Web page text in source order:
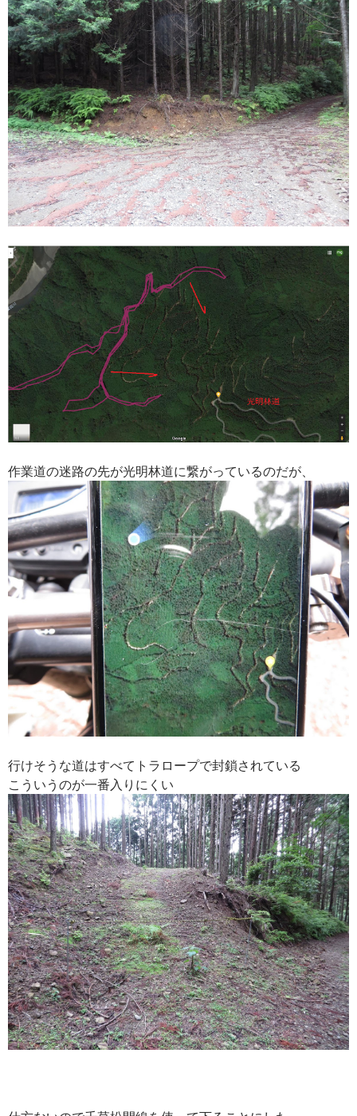
作業道の迷路の先が光明林道に繋がっているのだが、
行けそうな道はすべてトラロープで封鎖されている
こういうのが一番入りにくい